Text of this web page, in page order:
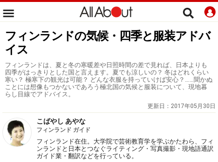
フィンランドの気候・四季と服装アドバ
イス
フィンランドは、夏と冬の寒暖差や日照時間の差で見れば、日本よりも
四季がはっきりとした国と言えます。夏でも涼しいの？ 冬はどれくらい
寒い？ 極寒下の観光は可能？ どんな衣服を持っていけば安心？……聞かぬ
ことには想像もつかないであろう極北国の気候と服装について、現地暮
らし目線でアドバイス。
更新日： 2017年05月30日
こばやし あやな
フィンランド ガイド
フィンランド在住。大学院で芸術教育学を学ぶかたわら、フィ
ンランドと日本とつなぐライティング・写真撮影・現地語通訳
ガイド業・翻訳などを行っている。